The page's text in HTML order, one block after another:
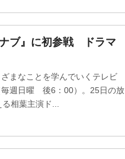
ブ』に初参戦 ドラマ
まなことを学んでいくテレビ
毎週日曜 後6：00）。25日の放
相葉主演ド...